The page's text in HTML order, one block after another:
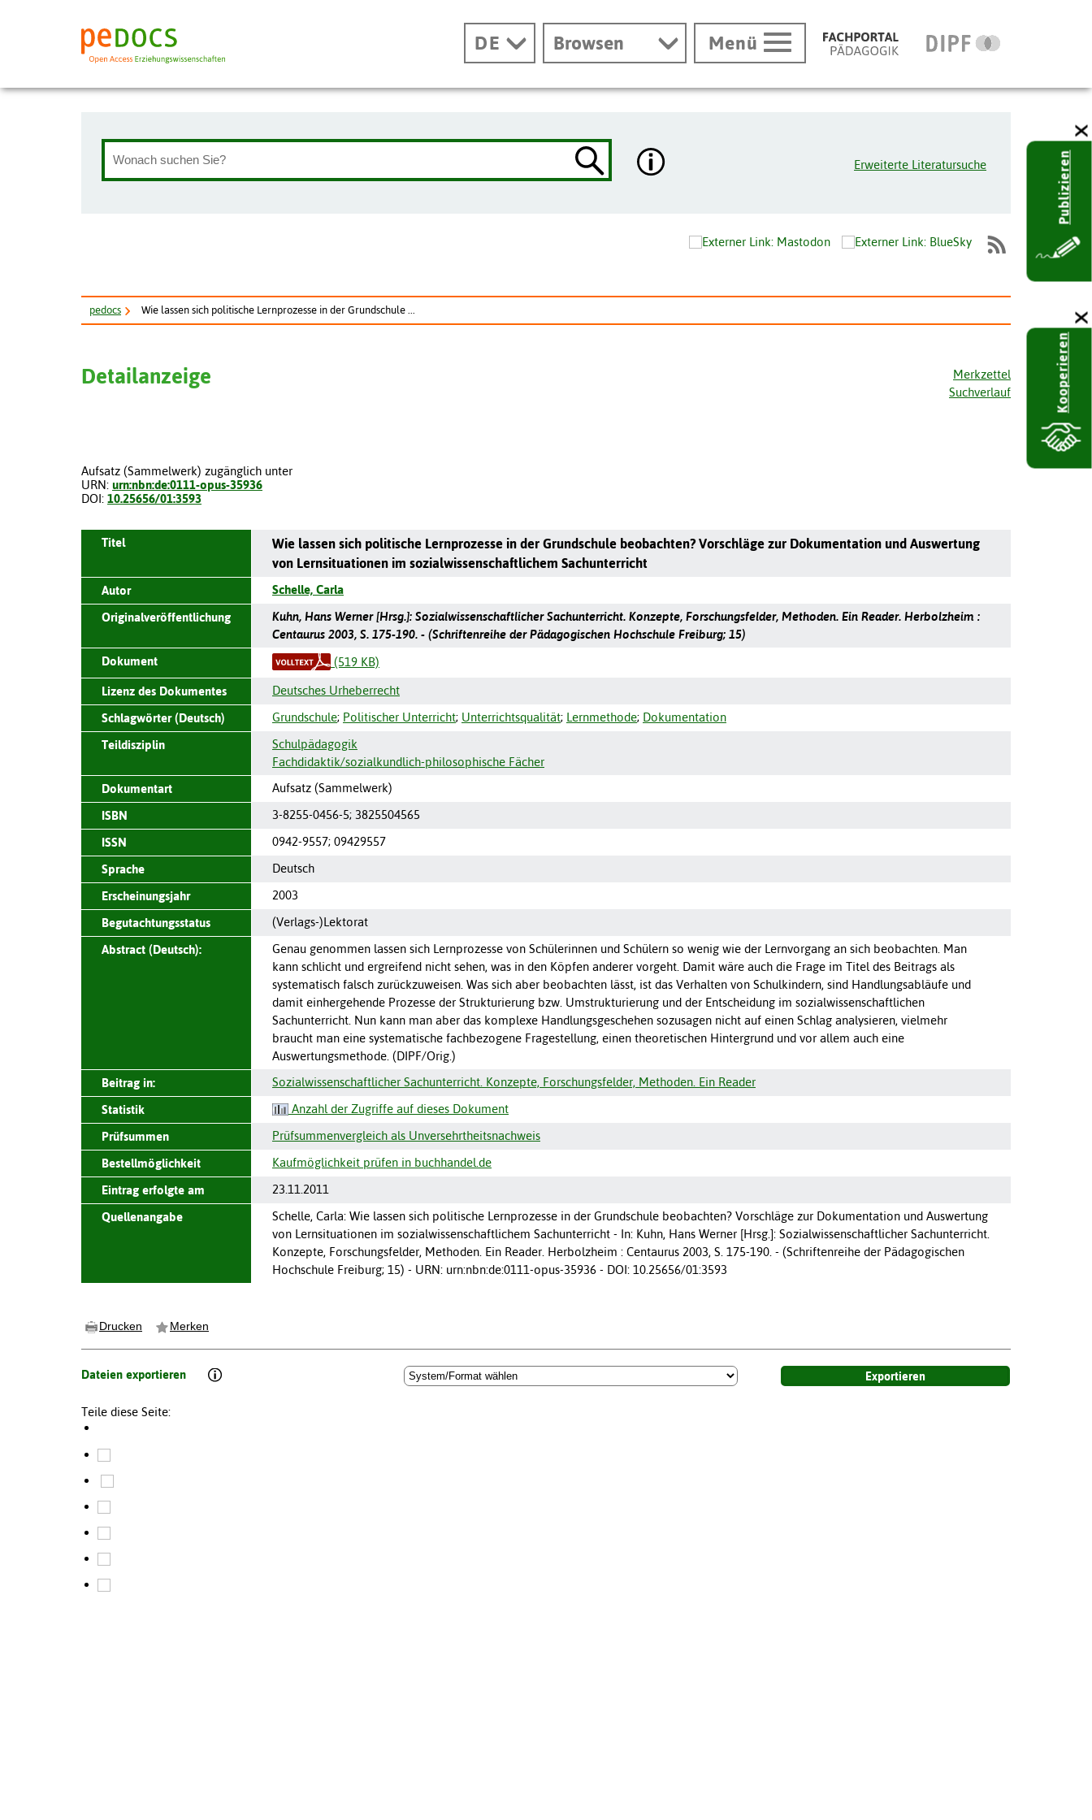
DE Browsen Menü
Erweiterte Literatursuche
pedocs Wie lassen sich politische Lernprozesse in der Grundschule ...
Merkzettel
Suchverlauf
Detailanzeige
Aufsatz (Sammelwerk) zugänglich unter
URN: urn:nbn:de:0111-opus-35936
DOI: 10.25656/01:3593
Titel
Wie lassen sich politische Lernprozesse in der Grundschule beobachten? Vorschläge zur Dokumentation und Auswertung
von Lernsituationen im sozialwissenschaftlichem Sachunterricht
Autor
Schelle, Carla
Originalveröffentlichung
Kuhn, Hans Werner [Hrsg.]: Sozialwissenschaftlicher Sachunterricht. Konzepte, Forschungsfelder, Methoden. Ein Reader. Herbolzheim :
Centaurus 2003, S. 175-190. - (Schriftenreihe der Pädagogischen Hochschule Freiburg; 15)
Dokument
(519 KB)
Lizenz des Dokumentes
Deutsches Urheberrecht
Schlagwörter (Deutsch)
Grundschule; Politischer Unterricht; Unterrichtsqualität; Lernmethode; Dokumentation
Teildisziplin
Schulpädagogik
Fachdidaktik/sozialkundlich-philosophische Fächer
Dokumentart
Aufsatz (Sammelwerk)
ISBN
3-8255-0456-5; 3825504565
ISSN
0942-9557; 09429557
Sprache
Deutsch
Erscheinungsjahr
2003
Begutachtungsstatus
(Verlags-)Lektorat
Abstract (Deutsch):
Genau genommen lassen sich Lernprozesse von Schülerinnen und Schülern so wenig wie der Lernvorgang an sich beobachten. Man
kann schlicht und ergreifend nicht sehen, was in den Köpfen anderer vorgeht. Damit wäre auch die Frage im Titel des Beitrags als
systematisch falsch zurückzuweisen. Was sich aber beobachten lässt, ist das Verhalten von Schulkindern, sind Handlungsabläufe und
damit einhergehende Prozesse der Strukturierung bzw. Umstrukturierung und der Entscheidung im sozialwissenschaftlichen
Sachunterricht. Nun kann man aber das komplexe Handlungsgeschehen sozusagen nicht auf einen Schlag analysieren, vielmehr
braucht man eine systematische fachbezogene Fragestellung, einen theoretischen Hintergrund und vor allem auch eine
Auswertungsmethode. (DIPF/Orig.)
Beitrag in:
Sozialwissenschaftlicher Sachunterricht. Konzepte, Forschungsfelder, Methoden. Ein Reader
Statistik
Anzahl der Zugriffe auf dieses Dokument
Prüfsummen
Prüfsummenvergleich als Unversehrtheitsnachweis
Bestellmöglichkeit
Kaufmöglichkeit prüfen in buchhandel.de
Eintrag erfolgte am
23.11.2011
Quellenangabe
Schelle, Carla: Wie lassen sich politische Lernprozesse in der Grundschule beobachten? Vorschläge zur Dokumentation und Auswertung
von Lernsituationen im sozialwissenschaftlichem Sachunterricht - In: Kuhn, Hans Werner [Hrsg.]: Sozialwissenschaftlicher Sachunterricht.
Konzepte, Forschungsfelder, Methoden. Ein Reader. Herbolzheim : Centaurus 2003, S. 175-190. - (Schriftenreihe der Pädagogischen
Hochschule Freiburg; 15) - URN: urn:nbn:de:0111-opus-35936 - DOI: 10.25656/01:3593
Drucken Merken
Dateien exportieren
Teile diese Seite:
Publizieren
Kooperieren